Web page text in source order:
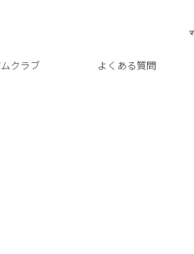
クラブ よくある質問